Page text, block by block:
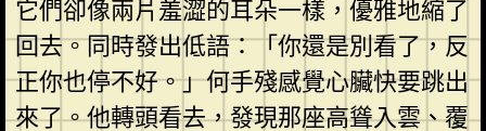
它們卻像兩片羞澀的耳朵一樣，優雅地縮了
回去。同時發出低語：「你還是別看了，反
正你也停不好。」何手殘感覺心臟快要跳出
來了。他轉頭看去，發現那座高聳入雲、覆